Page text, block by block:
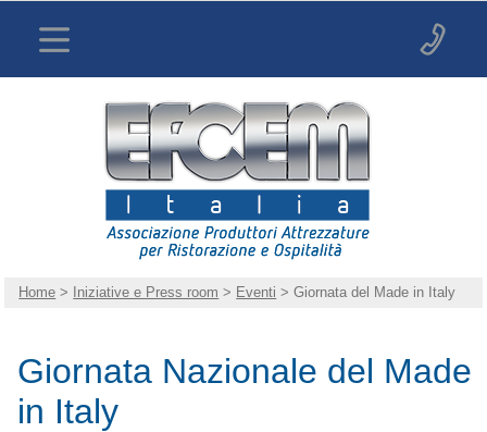
Home > Iniziative e Press room > Eventi > Giornata del Made in Italy
Giornata Nazionale del Made
in Italy